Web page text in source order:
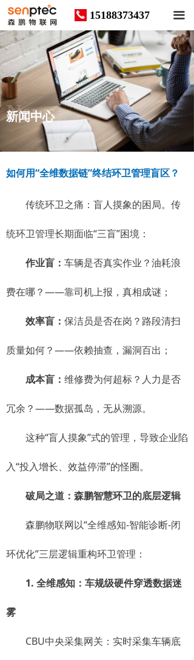
끀
끅 15188373437
如何用“全维数据链”终结环卫管理盲区？
传统环卫之痛：盲人摸象的困局。传
统环卫管理长期面临“三盲”困境：
作业盲： 车辆是否真实作业？油耗浪
费在哪？——靠司机上报，真相成谜；
效率盲： 保洁员是否在岗？路段清扫
质量如何？——依赖抽查，漏洞百出；
成本盲： 维修费为何超标？人力是否
冗余？——数据孤岛，无从溯源。
这种“盲人摸象”式的管理，导致企业陷
入“投入增长、效益停滞”的怪圈。
破局之道：森鹏智慧环卫的底层逻辑
森鹏物联网以“全维感知-智能诊断-闭
环优化”三层逻辑重构环卫管理：
1. 全维感知：车规级硬件穿透数据迷
雾
CBU中央采集网关：实时采集车辆底
News
新闻中心